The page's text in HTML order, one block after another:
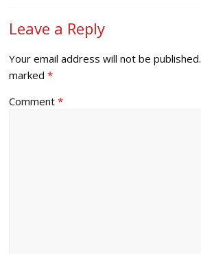
Leave a Reply
Your email address will not be published.
marked*
Comment*